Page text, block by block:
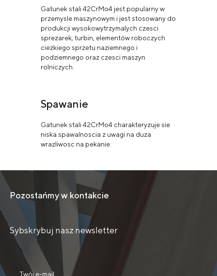
Gatunek stali 42CrMo4 jest popularny w
przemysle maszynowym i jest stosowany do
produkcji wysokowytrzymalych czesci
sprezarek, turbin, elementów roboczych
ciezkiego sprzetu naziemnego i
podziemnego oraz czesci maszyn
rolniczych.
Spawanie
Gatunek stali 42CrMo4 charakteryzuje sie
niska spawalnoscia z uwagi na duza
wrazliwosc na pekanie.
Pozostańmy w kontakcie
Sybskrybuj nasz newsletter